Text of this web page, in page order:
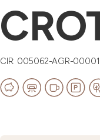
CIR: 005062-AGR-00001